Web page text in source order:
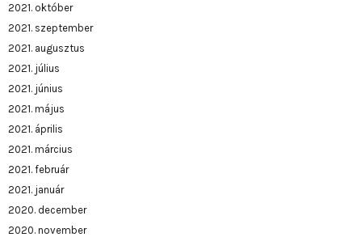
2021. október
2021. szeptember
2021. augusztus
2021. július
2021. június
2021. május
2021. április
2021. március
2021. február
2021. január
2020. december
2020. november